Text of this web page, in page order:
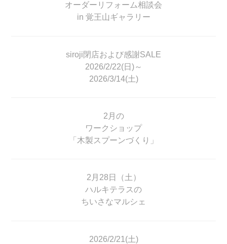
オーダーリフォーム相談会
in 覚王山ギャラリー
siroji閉店および感謝SALE
2026/2/22(日)～
2026/3/14(土)
2月の
ワークショップ
「木製スプーンづくり」
2月28日（土）
ハルキテラスの
ちいさなマルシェ
2026/2/21(土)